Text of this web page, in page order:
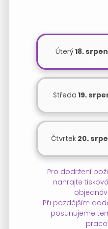
Úterý18. srpen
Středa 19.
Čtvrtek 20.
Pro dodržení
nahrajte
Při pozdějším
posunujeme